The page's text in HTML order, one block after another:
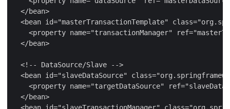
  </bean>
<bean id="masterTransactionTemplate"
<property name="transactionManager"
  </bean>
  <!-- DataSource/Slave -->
<bean id="slaveDataSource"
<property name="targetDataSource"
  </bean>